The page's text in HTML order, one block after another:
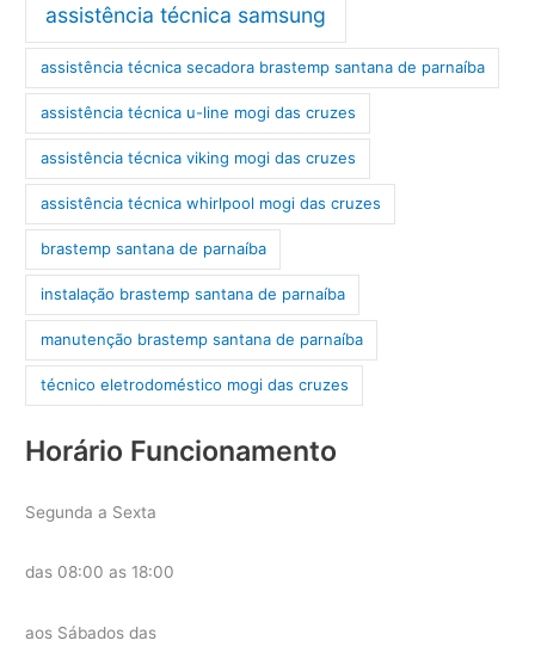
assistência técnica samsung
assistência técnica secadora brastemp santana de parnaíba
assistência técnica u-line mogi das cruzes
assistência técnica viking mogi das cruzes
assistência técnica whirlpool mogi das cruzes
brastemp santana de parnaíba
instalação brastemp santana de parnaíba
manutenção brastemp santana de parnaíba
técnico eletrodoméstico mogi das cruzes
Horário Funcionamento
Segunda a Sexta
das 08:00 as 18:00
aos Sábados das